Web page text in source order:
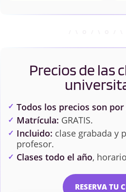
Microbiología
Química Analítica
Química General
Química Inorgánica
Precios de las
Todos los precios son
Matrícula: GRATIS.
Incluido: clase grabada y
profesor.
Clases todo el año,
RESERVA TU